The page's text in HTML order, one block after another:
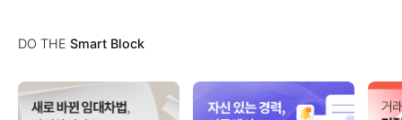
DO THE Smart Block